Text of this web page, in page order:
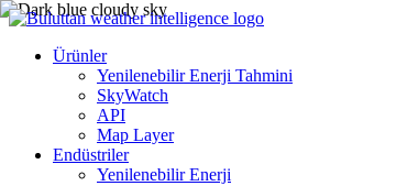
Ürünler
Yenilenebilir Enerji Tahmini
SkyWatch
API
Map Layer
Endüstriler
Yenilenebilir Enerji